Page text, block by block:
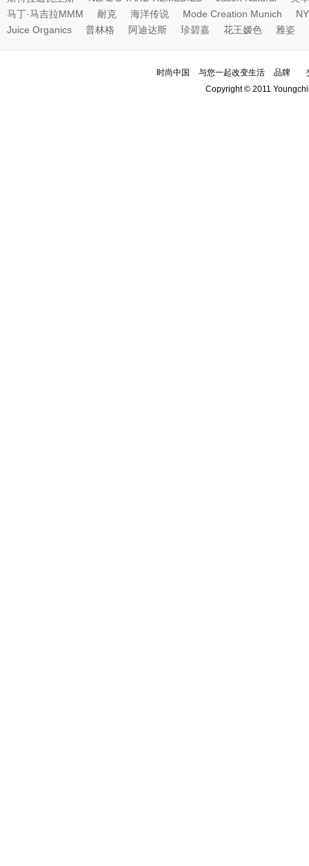
马丁·马吉拉MMM
耐克 海洋传说 Mode Creation Munich
Juice Organics
普林格 阿迪达斯 珍碧嘉 花王嫒色 雅姿
时尚中国 与您一起改变生活 品牌
Copyright © 2011